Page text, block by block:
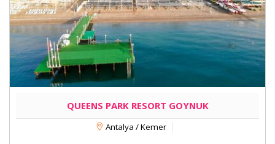
QUEENS PARK RESORT GOYNUK
Antalya / Kemer